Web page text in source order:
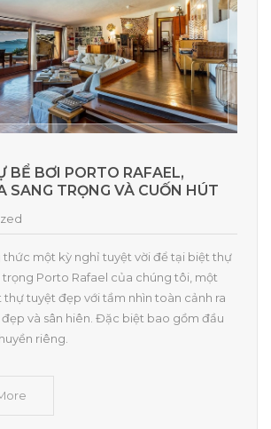
BỂ BƠI PORTO RAFAEL,
SANG TRỌNG VÀ CUỐN HÚT
thức một kỳ nghỉ tuyệt vời để tại biệt thự
trọng Porto Rafael của chúng tôi, một
tuyệt đẹp với tầm nhìn toàn cảnh ra
đẹp và sân hiên. Đặc biệt bao gồm đầu
riêng.